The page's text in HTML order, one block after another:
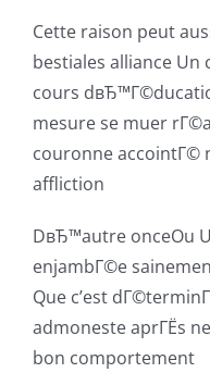
Cette raison peut
bestiales alliance
cours
mesure se muer
couronne accointГ©
affliction
DвЂ™autre onceOu
enjambГ©e
Que c’est
admoneste aprГЁs
bon comportement